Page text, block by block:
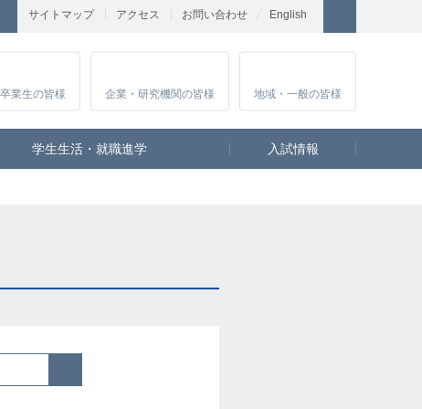
サイトマップ アクセス お問い合わせ English
卒業生の皆様 企業・研究機関の皆様 地域・一般の皆様
学生生活・就職進学 入試情報